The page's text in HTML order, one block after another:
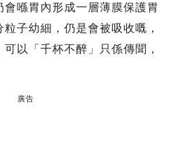
喺胃內形成一層薄膜保護胃
子幼細，仍是會被吸收嘅，
以「千杯不醉」只係傳聞，
廣告